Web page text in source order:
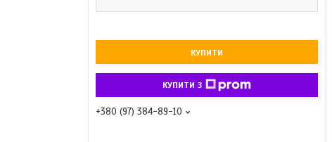
КУПИТИ
КУПИТИ З
+380 (97) 384-89-10